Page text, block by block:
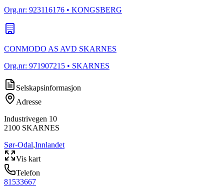
Org.nr: 923116176 • KONGSBERG
CONMODO AS AVD SKARNES
Org.nr: 971907215 • SKARNES
Selskapsinformasjon
Adresse
Industrivegen 10
2100 SKARNES
Sør-Odal,Innlandet
Vis kart
Telefon
81533667